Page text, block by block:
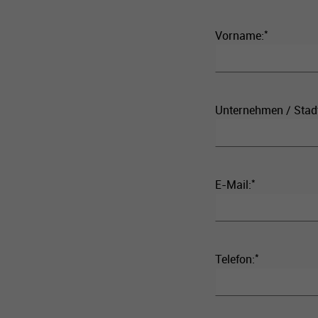
Vorname:*
Unternehmen /
E-Mail:*
Telefon:*